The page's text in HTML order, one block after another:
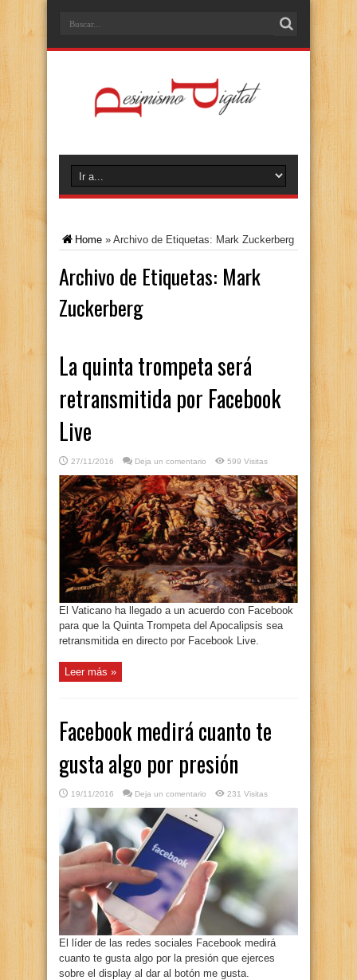
Home » Archivo de Etiquetas: Mark Zuckerberg
Archivo de Etiquetas: Mark
Zuckerberg
La quinta trompeta será
retransmitida por Facebook
Live
27/11/2016 Deja un comentario 599 Visitas
El Vaticano ha llegado a un acuerdo con Facebook
para que la Quinta Trompeta del Apocalipsis sea
retransmitida en directo por Facebook Live.
Leer más »
Facebook medirá cuanto te
gusta algo por presión
19/11/2016 Deja un comentario 231 Visitas
El líder de las redes sociales Facebook medirá
cuanto te gusta algo por la presión que ejerces
sobre el display al dar al botón me gusta.